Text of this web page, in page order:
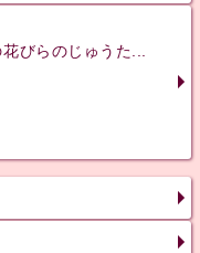
びらのじゅうた...